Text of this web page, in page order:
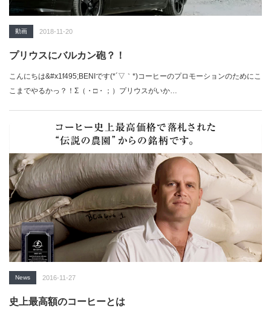
動画 2018-11-20
プリウスにバルカン砲？！
こんにちは&#x1f495;BENIです(*´▽｀*)コーヒーのプロモーションのためにこ
こまでやるかっ？！Σ（・□・；）プリウスがいか…
News 2016-11-27
史上最高額のコーヒーとは